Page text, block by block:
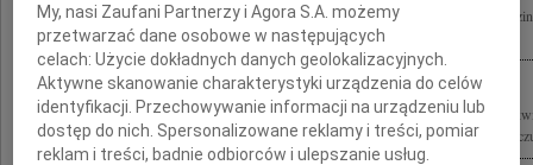
Wyrazy głębokiego żalu i współczucia Małgosi, Zuzi, Krzysiowi i najbliższej
Pawła Wypycha składają Elżbieta i Andrzej Olszewscy z dziećmi
Rodzinie tragicznie zmarłego w katastrofie lotniczej pod Smoleńskiem w dniu 10
Wypycha Sekretarza Stanu w Kancelarii Prezydenta RP wyrazy głębokiego
My, nasi Zaufani Partnerzy i Agora S.A. możemy
przetwarzać dane osobowe w następujących
celach:Użycie dokładnych danych geolokalizacyjnych.
Aktywne skanowanie charakterystyki urządzenia do celów
identyfikacji. Przechowywanie informacji na urządzeniu lub
dostęp do nich. Spersonalizowane reklamy i treści, pomiar
reklam i treści, badnie odbiorców i ulepszanie usług.